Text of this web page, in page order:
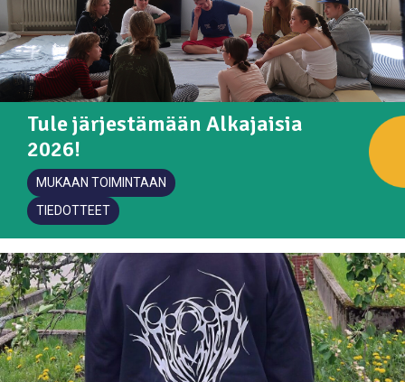
Tule järjestämään Alkajaisia
2026!
MUKAAN TOIMINTAAN
TIEDOTTEET